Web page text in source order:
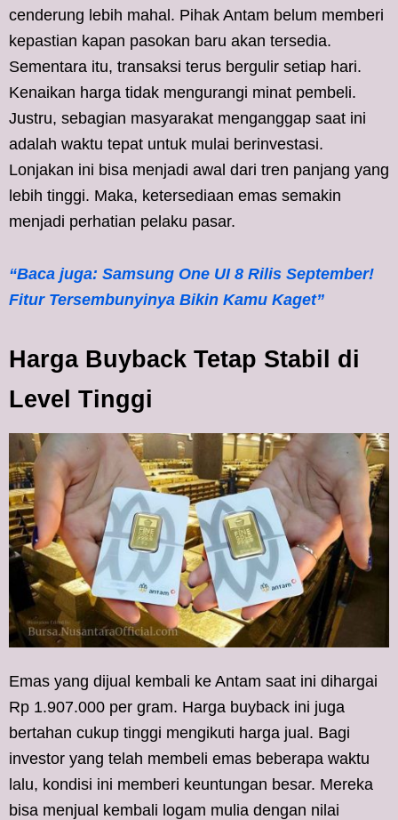
cenderung lebih mahal. Pihak Antam belum memberi
kepastian kapan pasokan baru akan tersedia.
Sementara itu, transaksi terus bergulir setiap hari.
Kenaikan harga tidak mengurangi minat pembeli.
Justru, sebagian masyarakat menganggap saat ini
adalah waktu tepat untuk mulai berinvestasi.
Lonjakan ini bisa menjadi awal dari tren panjang yang
lebih tinggi. Maka, ketersediaan emas semakin
menjadi perhatian pelaku pasar.
“Baca juga: Samsung One UI 8 Rilis September!
Fitur Tersembunyinya Bikin Kamu Kaget”
Harga Buyback Tetap Stabil di
Level Tinggi
Emas yang dijual kembali ke Antam saat ini dihargai
Rp 1.907.000 per gram. Harga buyback ini juga
bertahan cukup tinggi mengikuti harga jual. Bagi
investor yang telah membeli emas beberapa waktu
lalu, kondisi ini memberi keuntungan besar. Mereka
bisa menjual kembali logam mulia dengan nilai